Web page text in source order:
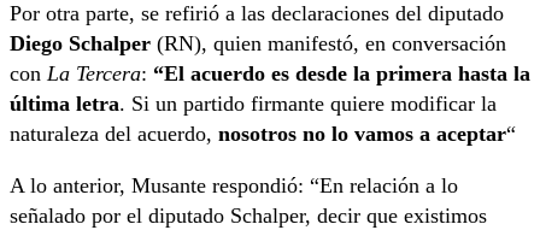
Por otra parte, se refirió a las declaraciones del diputado
Diego Schalper (RN), quien manifestó, en conversación
con La Tercera: “El acuerdo es desde la primera hasta la
última letra. Si un partido firmante quiere modificar la
naturaleza del acuerdo, nosotros no lo vamos a aceptar“
A lo anterior, Musante respondió: “En relación a lo
señalado por el diputado Schalper, decir que existimos